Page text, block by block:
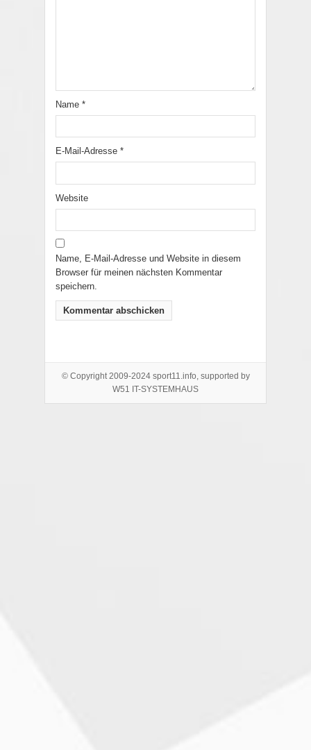
Name *
E-Mail-Adresse *
Website
Name, E-Mail-Adresse und Website in diesem
Browser für meinen nächsten Kommentar
speichern.
© Copyright 2009-2024 sport11.info, supported by
W51 IT-SYSTEMHAUS